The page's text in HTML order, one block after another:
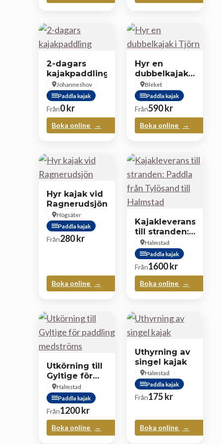
2-dagars
kajakpaddling
Johanneshov
Paddla kajak
Från0kr
Boka online
Hyr en
dubbelkajak i
Tjörn
Bleket
Paddla kajak
Från590kr
Boka online
Hyr kajak vid
Ragnerudsjön
Högsäter
Paddla kajak
Från280kr
Boka online
Kajakleverans
till stranden:
Paddla från
Tylösand till
Halmstad
Halmstad
Paddla kajak
Från1600kr
Boka online
Utkörning till
Gyltige för
paddling
medströms
Halmstad
Paddla kajak
Från1200kr
Boka online
Uthyrning av
singel kajak
Halmstad
Paddla kajak
Från175kr
Boka online